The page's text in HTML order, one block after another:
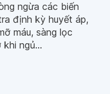
ngừa các biến
định kỳ huyết áp,
máu, sàng lọc
khi ngủ…